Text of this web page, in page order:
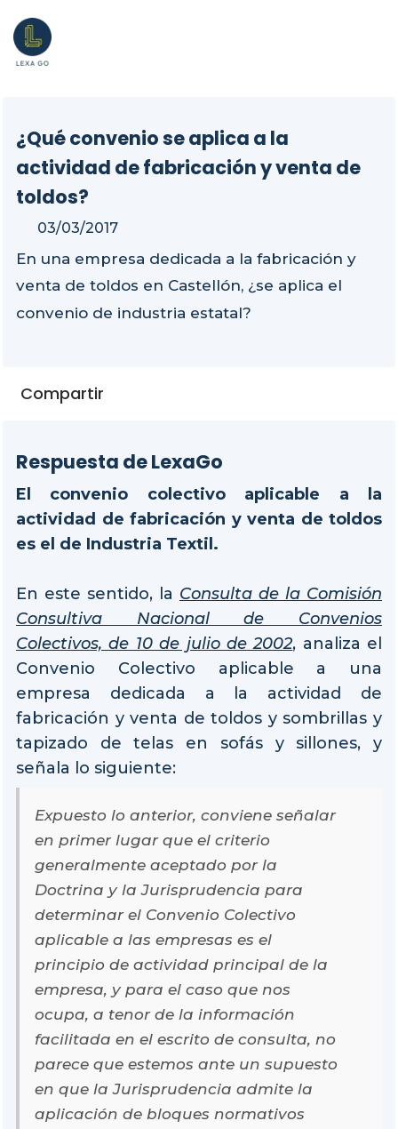
¿Qué convenio se aplica a la
actividad de fabricación y venta de
toldos?
03/03/2017
En una empresa dedicada a la fabricación y
venta de toldos en Castellón, ¿se aplica el
convenio de industria estatal?
Compartir
Respuesta de LexaGo
El convenio colectivo aplicable a la
actividad de fabricación y venta de toldos
es el de Industria Textil.
En este sentido, la Consulta de la Comisión
Consultiva Nacional de Convenios
Colectivos, de 10 de julio de 2002, analiza el
Convenio Colectivo aplicable a una
empresa dedicada a la actividad de
fabricación y venta de toldos y sombrillas y
tapizado de telas en sofás y sillones, y
señala lo siguiente:
Expuesto lo anterior, conviene señalar
en primer lugar que el criterio
generalmente aceptado por la
Doctrina y la Jurisprudencia para
determinar el Convenio Colectivo
aplicable a las empresas es el
principio de actividad principal de la
empresa, y para el caso que nos
ocupa, a tenor de la información
facilitada en el escrito de consulta, no
parece que estemos ante un supuesto
en que la Jurisprudencia admite la
aplicación de bloques normativos